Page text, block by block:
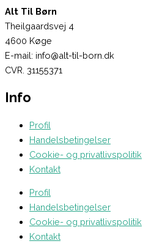
Alt Til Børn
Theilgaardsvej 4
4600 Køge
E-mail: info@alt-til-born.dk
CVR. 31155371
Info
Profil
Handelsbetingelser
Cookie- og privatlivspolitik
Kontakt
Profil
Handelsbetingelser
Cookie- og privatlivspolitik
Kontakt